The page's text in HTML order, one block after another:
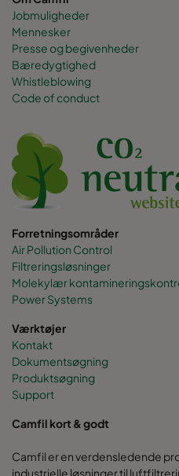
Jobmuligheder
Mennesker
Presse og begivenheder
Bæredygtighed
Whistleblowing
Code of conduct
Forretningsområder
Air Pollution Control
Filtreringsløsninger
Molekylær
Power Systems
Værktøjer
Kontakt
Dokumentsøgning
Produktsøgning
Support
Camfil kort & godt
Camfil er en verdensledende
industrielle løsninger til